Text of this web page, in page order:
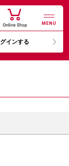
MENU
インする